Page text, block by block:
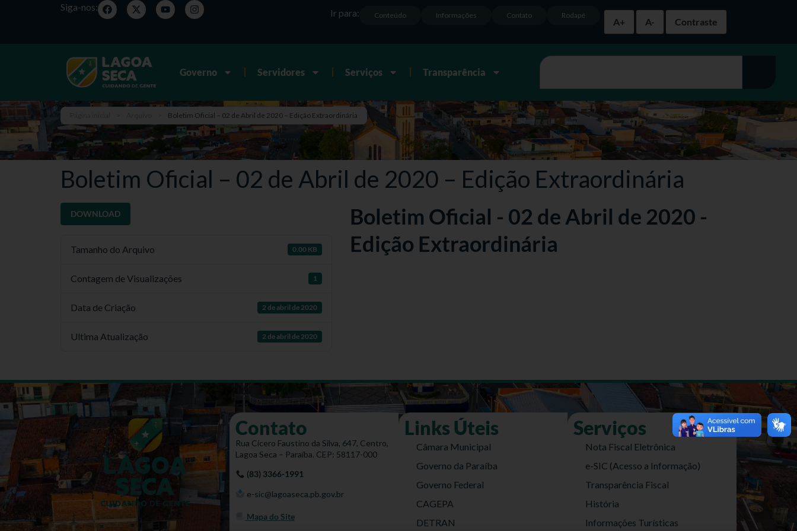
Siga-nos:
A+
A- Contraste
Rodapé
Contato
Informações
Conteúdo
Ir para:
Governo Servidores Serviços Transparência
Boletim Oficial – 02 de Abril de 2020 – Edição Extraordinária
Boletim Oficial – 02 de Abril de 2020 – Edição Extraordinária
DOWNLOAD
Tamanho do Arquivo 0.00 KB
Contagem de Visualizações 1
Data de Criação 2 de abril de 2020
Ultima Atualização 2 de abril de 2020
Boletim Oficial - 02 de Abril de 2020 -
Edição Extraordinária
Contato
Rua Cícero Faustino da Silva, 647, Centro,
Lagoa Seca – Paraíba. CEP: 58117-000
(83) 3366-1991
e-sic@lagoaseca.pb.gov.br
Mapa do Site
Links Úteis
Câmara Municipal
Governo da Paraíba
Governo Federal
CAGEPA
DETRAN
Serviços
Nota Fiscal Eletrônica
e-SIC (Acesso a Informação)
Transparência Fiscal
História
Informações Turísticas